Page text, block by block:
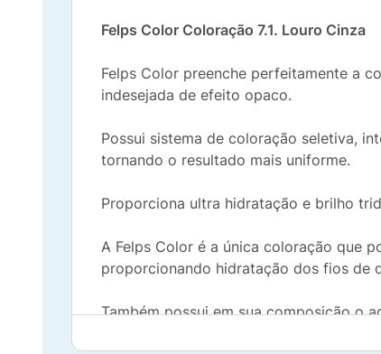
Felps Color Coloração 7.1. Louro Cinza
Felps Color preenche perfeitamente a
indesejada de efeito opaco.
Possui sistema de coloração seletiva,
tornando o resultado mais uniforme.
Proporciona ultra hidratação e brilho
A Felps Color é a única coloração que
proporcionando hidratação dos fios de
Também possui em sua composição o